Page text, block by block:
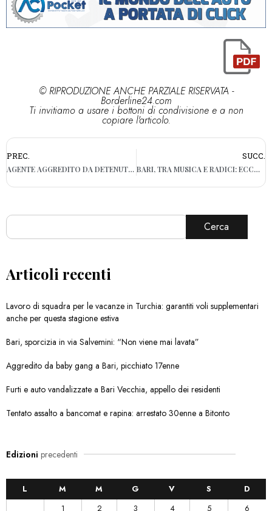
© RIPRODUZIONE ANCHE PARZIALE RISERVATA -
Borderline24.com
Ti invitiamo a usare i bottoni di condivisione e a non
copiare l'articolo.
PREC.
AGENTE AGGREDITO DA DETENUTO NEL CARCERE DI TRANI
SUCC.
BARI, TRA MUSICA E RADICI: ECCO COME SARÀ IL CORTEO DI SAN NICOLA
Cerca
Articoli recenti
Lavoro di squadra per le vacanze in Turchia: garantiti voli supplementari
anche per questa stagione estiva
Bari, sporcizia in via Salvemini: “Non viene mai lavata”
Aggredito da baby gang a Bari, picchiato 17enne
Furti e auto vandalizzate a Bari Vecchia, appello dei residenti
Tentato assalto a bancomat e rapina: arrestato 30enne a Bitonto
Edizioni precedenti
L M M G V S
D
1
2 3 4 5 6